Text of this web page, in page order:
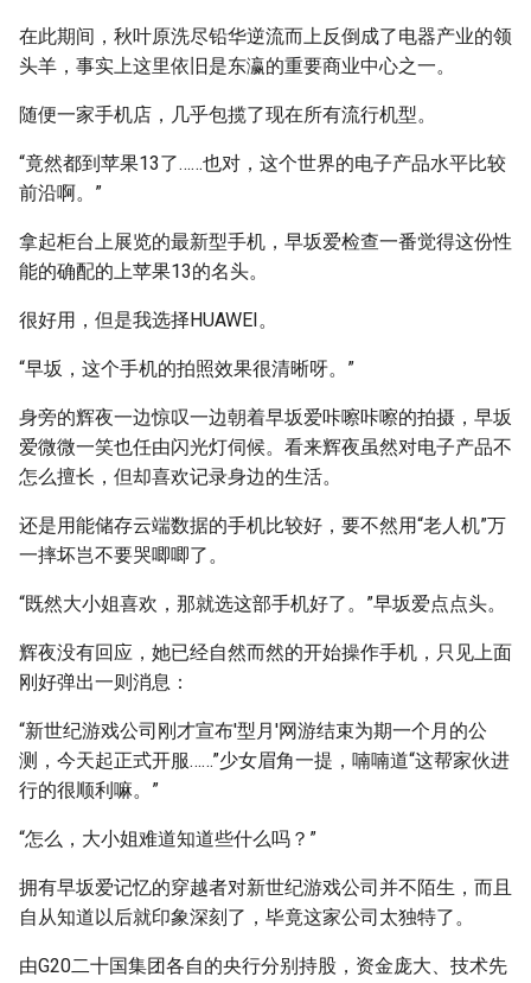
在此期间，秋叶原洗尽铅华逆流而上反倒成了电器产业的领
头羊，事实上这里依旧是东瀛的重要商业中心之一。
随便一家手机店，几乎包揽了现在所有流行机型。
“竟然都到苹果13了……也对，这个世界的电子产品水平比较
前沿啊。”
拿起柜台上展览的最新型手机，早坂爱检查一番觉得这份性
能的确配的上苹果13的名头。
很好用，但是我选择HUAWEI。
“早坂，这个手机的拍照效果很清晰呀。”
身旁的辉夜一边惊叹一边朝着早坂爱咔嚓咔嚓的拍摄，早坂
爱微微一笑也任由闪光灯伺候。看来辉夜虽然对电子产品不
怎么擅长，但却喜欢记录身边的生活。
还是用能储存云端数据的手机比较好，要不然用“老人机”万
一摔坏岂不要哭唧唧了。
“既然大小姐喜欢，那就选这部手机好了。”早坂爱点点头。
辉夜没有回应，她已经自然而然的开始操作手机，只见上面
刚好弹出一则消息：
“新世纪游戏公司刚才宣布'型月'网游结束为期一个月的公
测，今天起正式开服……”少女眉角一提，喃喃道“这帮家伙进
行的很顺利嘛。”
“怎么，大小姐难道知道些什么吗？”
拥有早坂爱记忆的穿越者对新世纪游戏公司并不陌生，而且
自从知道以后就印象深刻了，毕竟这家公司太独特了。
由G20二十国集团各自的央行分别持股，资金庞大、技术先